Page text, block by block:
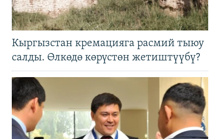
Кыргызстан кремацияга расмий тыюу
салды. Өлкөдө көрүстөн жетиштүүбү?